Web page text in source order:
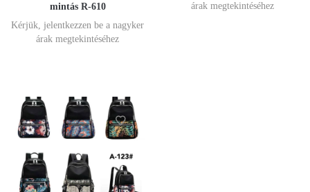
mintás R-610
Kérjük, jelentkezzen be a nagyker
árak megtekintéséhez
árak megtekintéséhez